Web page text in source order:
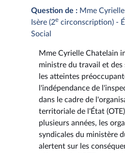
Question de : Mme
Isère (2e circonscription) -
Social
Mme Cyrielle Chatelain
ministre du travail et des
les atteintes
l'indépendance de
dans le cadre de
territoriale de l'État
plusieurs années, les
syndicales du ministère
alertent sur les